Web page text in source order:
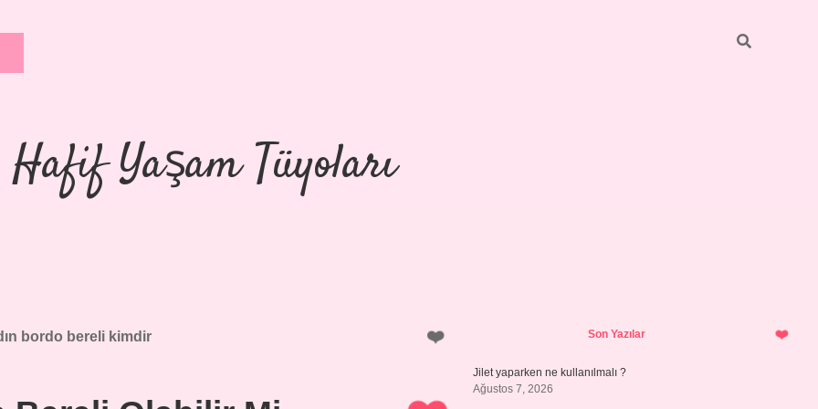
Hafif Yaşam Tüyoları
bordo bereli kimdir SidebarSon Yazılar
Jilet yaparken ne kullanılmalı ?
Ağustos 7, 2026